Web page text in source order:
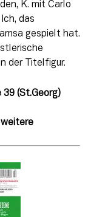
K. mit Carlo
das
gespielt hat.
der Titelfigur.
(St.Georg)
weitere